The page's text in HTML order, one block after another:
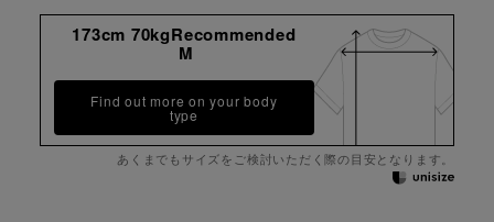
173cm 70kgRecommended
M
Find out more on your body
type
あくまでもサイズをご検討いただく際の目安となります。